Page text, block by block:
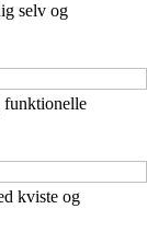
selv og
funktionelle
kviste og